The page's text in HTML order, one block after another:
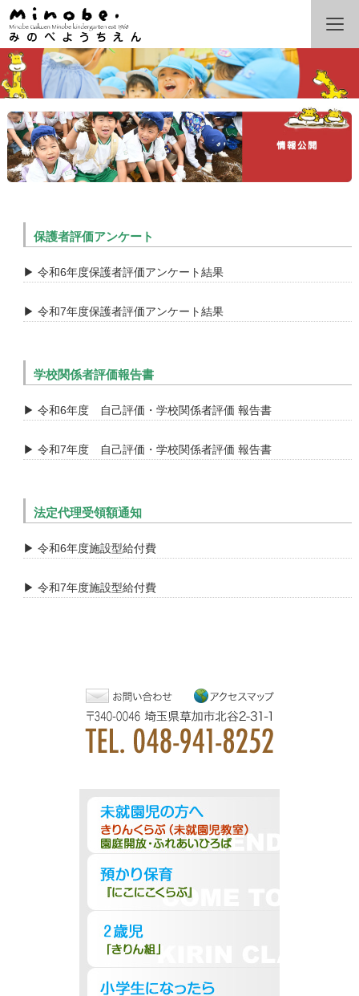
保護者評価アンケート
▶ 令和6年度保護者評価アンケート結果
▶ 令和7年度保護者評価アンケート結果
学校関係者評価報告書
▶ 令和6年度 自己評価・学校関係者評価 報告書
▶ 令和7年度 自己評価・学校関係者評価 報告書
法定代理受領額通知
▶ 令和6年度施設型給付費
▶ 令和7年度施設型給付費